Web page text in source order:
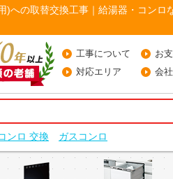
の取替交換工事｜給湯器・コンロ
工事について お
対応エリア
会
ンロ 交換 ガスコンロ